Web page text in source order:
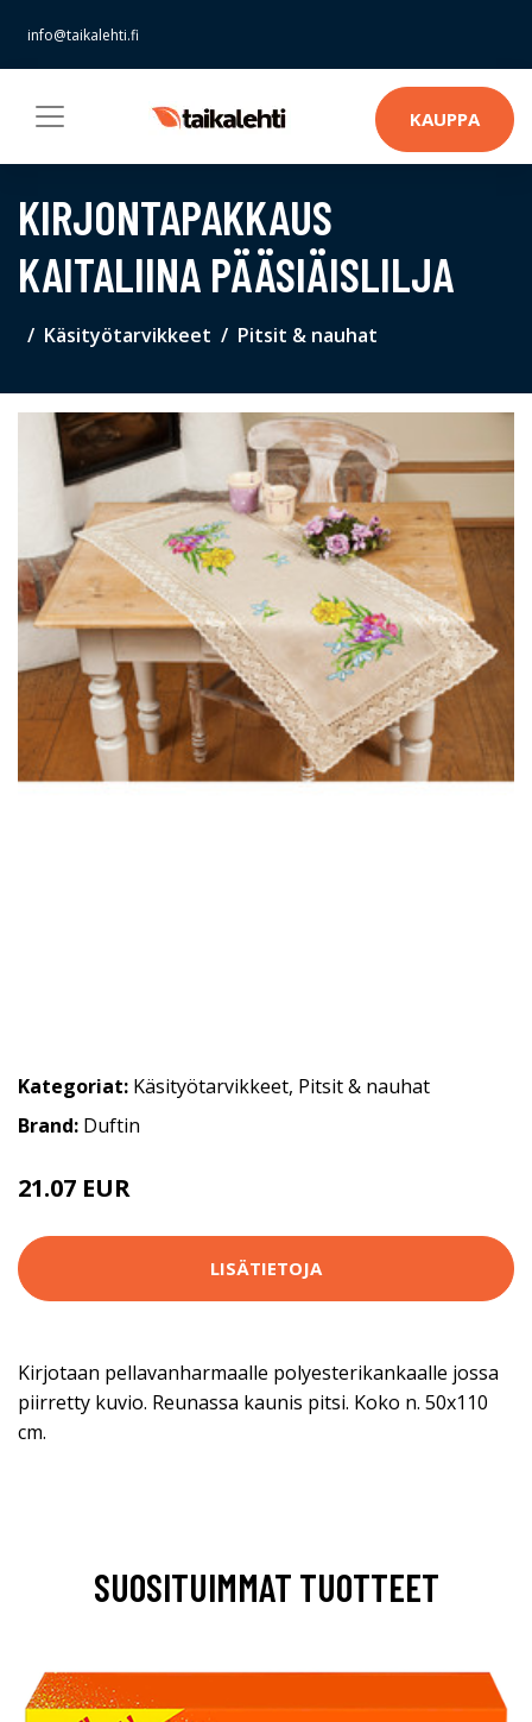
info@taikalehti.fi
KAUPPA
KIRJONTAPAKKAUS
KAITALIINA PÄÄSIÄISLILJA
Käsityötarvikkeet Pitsit & nauhat
Kategoriat: Käsityötarvikkeet, Pitsit & nauhat
Brand: Duftin
21.07 EUR
LISÄTIETOJA
Kirjotaan pellavanharmaalle polyesterikankaalle jossa
piirretty kuvio. Reunassa kaunis pitsi. Koko n. 50x110
cm.
SUOSITUIMMAT TUOTTEET